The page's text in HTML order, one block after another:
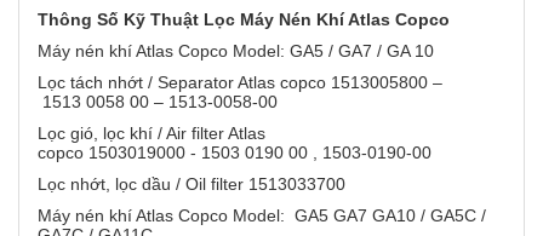
Thông Số Kỹ Thuật Lọc Máy Nén Khí Atlas Copco
Máy nén khí Atlas Copco Model: GA5 / GA7 / GA 10
Lọc tách nhớt / Separator Atlas copco 1513005800 –
1513 0058 00 – 1513-0058-00
Lọc gió, lọc khí / Air filter Atlas
copco 1503019000 - 1503 0190 00 , 1503-0190-00
Lọc nhớt, lọc dầu / Oil filter 1513033700
Máy nén khí Atlas Copco Model: GA5 GA7 GA10 / GA5C /